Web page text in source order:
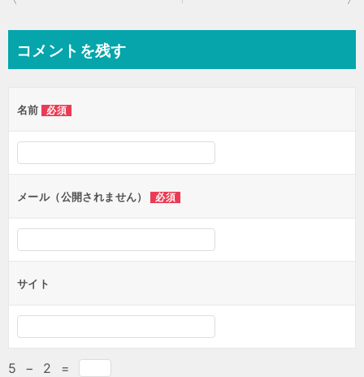
ビ
ー
シ
ョ
ン
コメントを残す
名前 必須
メール（公開されません） 必須
サイト
5 − 2 =